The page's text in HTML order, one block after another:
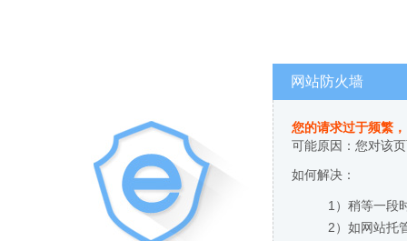
网站防火墙
您的请求过于频繁
可能原因：您对该
如何解决：
1）稍等一段
2）如网站托